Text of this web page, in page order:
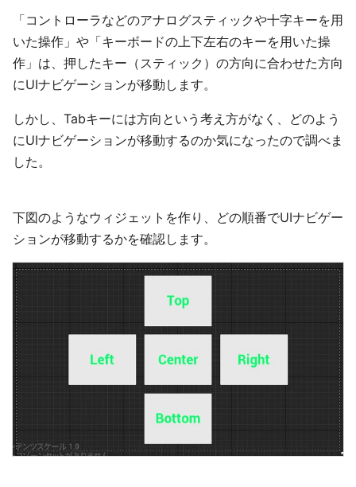
「コントローラなどのアナログスティックや十字キーを用
いた操作」や「キーボードの上下左右のキーを用いた操
作」は、押したキー（スティック）の方向に合わせた方向
にUIナビゲーションが移動します。
しかし、Tabキーには方向という考え方がなく、どのよう
にUIナビゲーションが移動するのか気になったので調べま
した。
下図のようなウィジェットを作り、どの順番でUIナビゲー
ションが移動するかを確認します。